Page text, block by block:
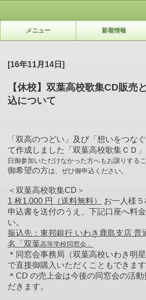
メニュー 新着情報
[16年11月14日]
【休校】双葉高校歌集CD販売
込について
「双高のつどい」及び「想いをつな
て作成しました「双葉高校歌集ＣＤ
日御参加いただけなかった方へもお譲りする
御希望の方は、ぜひ御申込ください。
＜双葉高校歌集CD＞
1 枚1,000 円（送料無料）
お一人様
申込書を送付のうえ、下記口座へ料
い。
振込先：東邦銀行 いわき鹿島支店 普
名「双葉高等学校同窓会 」
＊同窓会事務局（双葉高校いわき明
で直接御購入いただくこともできます
＊CD の売上金は今後の同窓会の活
だきます。